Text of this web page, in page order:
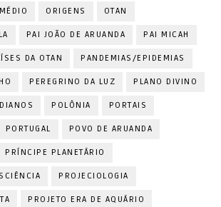
ORIGENS OTAN
PAI JOÃO DE ARUANDA PAI MICAH
DA OTAN PANDEMIAS/EPIDEMIAS
PEREGRINO DA LUZ PLANO DIVINO
POLÔNIA PORTAIS
PORTUGAL POVO DE ARUANDA
PRÍNCIPE PLANETÁRIO
PROJECIOLOGIA
PROJETO ERA DE AQUÁRIO